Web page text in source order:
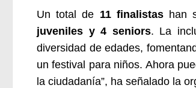
Un total de 11 finalistashan
juveniles y 4 seniors. La
diversidad de edades,
un festival para niños. Ahora
la ciudadanía”, ha señalado la